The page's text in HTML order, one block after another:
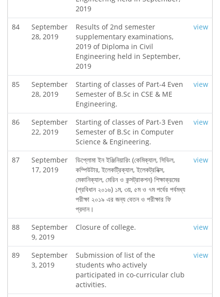
2019
84
September
28, 2019
Results of 2nd semester
supplementary examinations,
2019 of Diploma in Civil
Engineering held in September,
2019
view
85
September
28, 2019
Starting of classes of Part-4 Even
Semester of B.Sc in CSE & ME
Engineering.
view
86
September
22, 2019
Starting of classes of Part-3 Even
Semester of B.Sc in Computer
Science & Engineering.
view
87
September
17, 2019
ডিপ্লোমা ইন ইঞ্জিনিয়ারিং (কেমিক্যাল, সিভিল,
কম্পিউটার, ইলেকট্রিক্যাল, ইলেকট্রনিক্স,
মেকানিক্যাল, মেরিন ও কন্সট্রাকশন) শিক্ষাক্রমের
(প্রবিধান ২০১৬) ১ম, ৩য়, ৫ম ও ৭ম পর্বের পর্বমধ্য
পরীক্ষা ২০১৯ এর জন্য বেতন ও পরীক্ষার ফি
প্রদান।
view
88
September
9, 2019
Closure of college. view
89
September
3, 2019
Submission of list of the
students who actively
participated in co-curricular club
activities.
view